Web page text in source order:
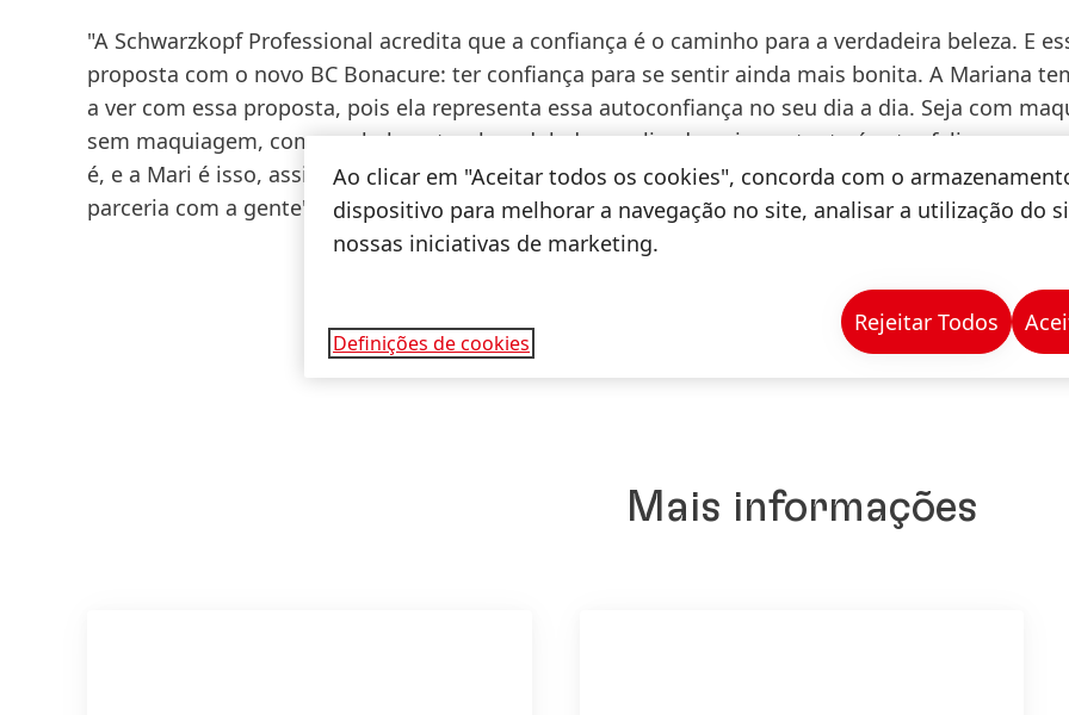
"A Schwarzkopf Professional acredita que a confiança é o caminho para a verdadeira beleza. E
proposta com o novo BC Bonacure: ter confiança para se sentir ainda mais bonita. A Mariana
a ver com essa proposta, pois ela representa essa autoconfiança no seu dia a dia. Seja com
sem maquiagem, com o cabelo natural, ondulado ou alisado, o importante é estar feliz com
é, e a Mari é isso, assim como público dela. Não podíamos pensar em uma pessoa melhor para
parceria com a gente", afirma Juliana Parra, gerente de Marketing da Schwarzkopf Professional.
Mais informações
Ao clicar em "Aceitar todos os cookies", concorda com o
dispositivo para melhorar a navegação no site, analisar a utilização do
nossas iniciativas de marketing.
Definições de cookies
Rejeitar Todos